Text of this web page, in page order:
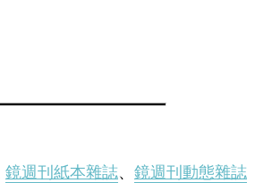
鏡週刊紙本雜誌、 鏡週刊動態雜誌